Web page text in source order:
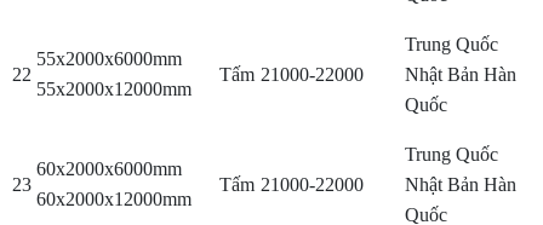
22
55x2000x6000mm
55x2000x12000mm
Tấm 21000-22000
Trung Quốc
Nhật Bản Hàn
Quốc
23
60x2000x6000mm
60x2000x12000mm
Tấm 21000-22000
Trung Quốc
Nhật Bản Hàn
Quốc